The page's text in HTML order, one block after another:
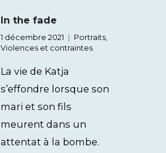
In the fade
1 décembre 2021 Portraits,
Violences et contraintes
La vie de Katja
s’effondre lorsque son
mari et son fils
meurent dans un
attentat à la bombe.